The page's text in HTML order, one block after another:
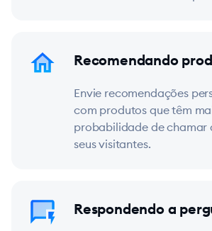
Recomendando
Envie recomendações
com produtos que têm
probabilidade de chamar
seus visitantes.
Respondendo a